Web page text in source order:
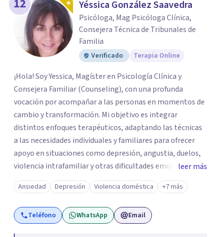
12 Yéssica González Saavedra
Psicóloga, Mag Psicóloga Clínica,
Consejera Técnica de Tribunales de
Familia
Verificado Terapia Online
¡Hola! Soy Yessica, Magíster en Psicología Clínica y
Consejera Familiar (Counseling), con una profunda
vocación por acompañar a las personas en momentos de
cambio y transformación. Mi objetivo es integrar
distintos enfoques terapéuticos, adaptando las técnicas
a las necesidades individuales y familiares para ofrecer
apoyo en situaciones como depresión, angustia, duelos,
violencia intrafamiliar y otras dificultades emocionales,
tanto a nivel individual, de pareja o familiar. Cuento con
más de 10 años de experiencia profesional en consulta
privada y en diversas instituciones de salud mental,
trabajando con adolescentes, adultos jóvenes, adultos y
leer más
Ansiedad Depresión Violencia doméstica +7 más
Teléfono WhatsApp Email